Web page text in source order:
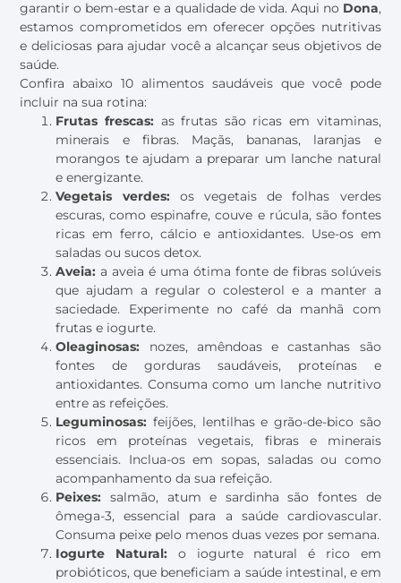
garantir o bem-estar e a qualidade de vida. Aqui no Dona,
estamos comprometidos em oferecer opções nutritivas
e deliciosas para ajudar você a alcançar seus objetivos de
saúde.
Confira abaixo 10 alimentos saudáveis que você pode
incluir na sua rotina:
Frutas frescas: as frutas são ricas em vitaminas,
minerais e fibras. Maçãs, bananas, laranjas e
morangos te ajudam a preparar um lanche natural
e energizante.
Vegetais verdes:os vegetais de folhas verdes
escuras, como espinafre, couve e rúcula, são fontes
ricas em ferro, cálcio e antioxidantes. Use-os em
saladas ou sucos detox.
Aveia: a aveia é uma ótima fonte de fibras solúveis
que ajudam a regular o colesterol e a manter a
saciedade. Experimente no café da manhã com
frutas e iogurte.
Oleaginosas: nozes, amêndoas e castanhas são
fontes de gorduras saudáveis, proteínas e
antioxidantes. Consuma como um lanche nutritivo
entre as refeições.
Leguminosas: feijões, lentilhas e grão-de-bico são
ricos em proteínas vegetais, fibras e minerais
essenciais. Inclua-os em sopas, saladas ou como
acompanhamento da sua refeição.
Peixes: salmão, atum e sardinha são fontes de
ômega-3, essencial para a saúde cardiovascular.
Consuma peixe pelo menos duas vezes por semana.
Iogurte Natural: o iogurte natural é rico em
probióticos, que beneficiam a saúde intestinal, e em